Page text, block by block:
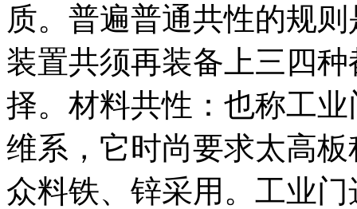
质。普遍普通共性的规
装置共须再装备上三四
择。材料共性：也称工
维系，它时尚要求太高
众料铁、锌采用。工业